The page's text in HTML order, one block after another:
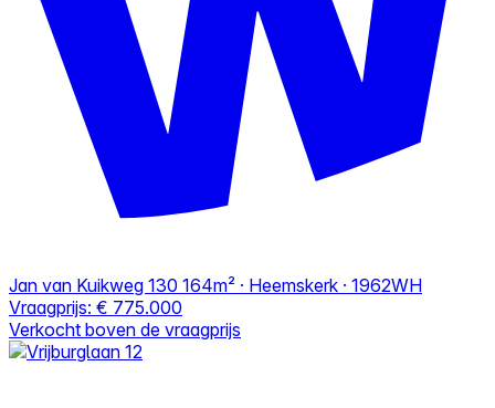
Jan van Kuikweg 130 164m² · Heemskerk · 1962WH
Vraagprijs: € 775.000
Verkocht boven de vraagprijs